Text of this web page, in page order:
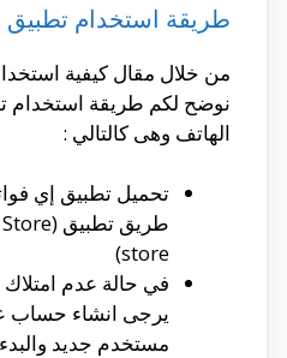
طريقة استخدام تطبيق
من خلال مقال كيفية
نوضح لكم طريقة استخدام
الهاتف وهى كالتالي :
تحميل تطبيق إي
store)
في حالة عدم
يرجى انشاء
مستخدم جديد